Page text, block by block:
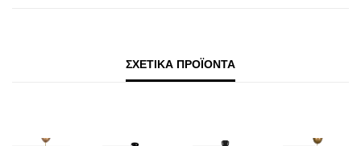
ΣΧΕΤΙΚΆ ΠΡΟΪΌΝΤΑ